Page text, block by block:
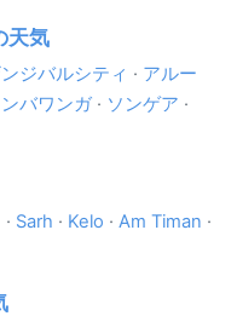
天気
ジバルシティ · アルー
バワンガ · ソンゲア ·
· Sarh · Kelo · Am Timan ·